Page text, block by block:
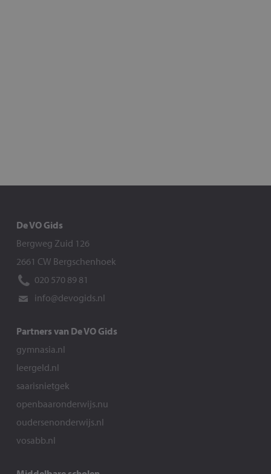
De VO Gids
Bergweg Zuid 126
2661 CW Bergschenhoek
020 570 89 81
info@devogids.nl
Partners van De VO Gids
gymnasia.nl
leergeld.nl
saarisnietgek
openbaaronderwijs.nu
oudersenonderwijs.nl
vosabb.nl